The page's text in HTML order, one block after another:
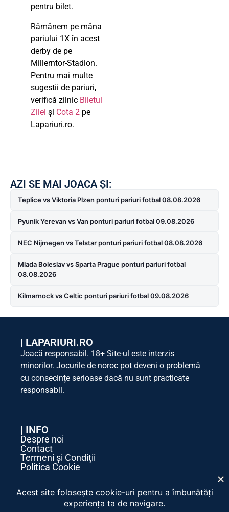
pentru bilet.
Rămânem pe mâna
pariului 1X în acest
derby de pe
Millerntor-Stadion.
Pentru mai multe
sugestii de pariuri,
verifică zilnic Biletul
Zilei și Cota 2 pe
Lapariuri.ro.
AZI SE MAI JOACA ȘI:
Teplice vs Viktoria Plzen ponturi pariuri fotbal 08.08.2026
Pyunik Yerevan vs Van ponturi pariuri fotbal 09.08.2026
NEC Nijmegen vs Telstar ponturi pariuri fotbal 08.08.2026
Mlada Boleslav vs Sparta Prague ponturi pariuri fotbal
08.08.2026
Kilmarnock vs Celtic ponturi pariuri fotbal 09.08.2026
| LAPARIURI.RO
Joacă responsabil. 18+ Site-ul este interzis
minorilor. Jocurile de noroc pot deveni o problemă
cu consecințe serioase dacă nu sunt practicate
responsabil.
| INFO
Despre noi
Contact
Termeni și Condiții
Politica Cookie
| SOCIAL MEDIA